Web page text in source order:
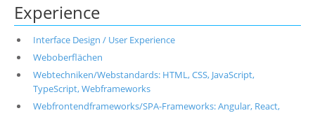
Experience
Interface Design / User Experience
Weboberflächen
Webtechniken/Webstandards: HTML, CSS, JavaScript,
TypeScript, Webframeworks
Webfrontendframeworks/SPA-Frameworks: Angular, React,